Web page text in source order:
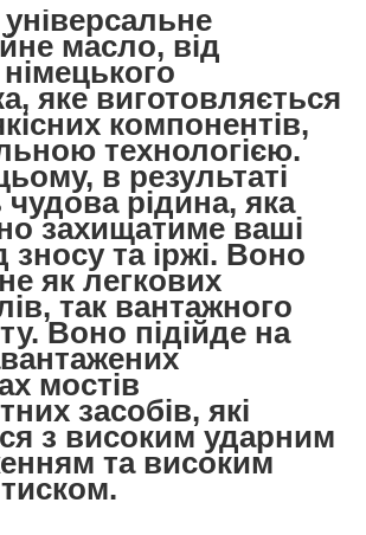
масло, від
яке виготовляється
компонентів,
технологією.
в результаті
рідина, яка
захищатиме ваші
зносу та іржі. Воно
як легкових
так вантажного
Воно підійде на
мостів
засобів, які
з високим ударним
та високим